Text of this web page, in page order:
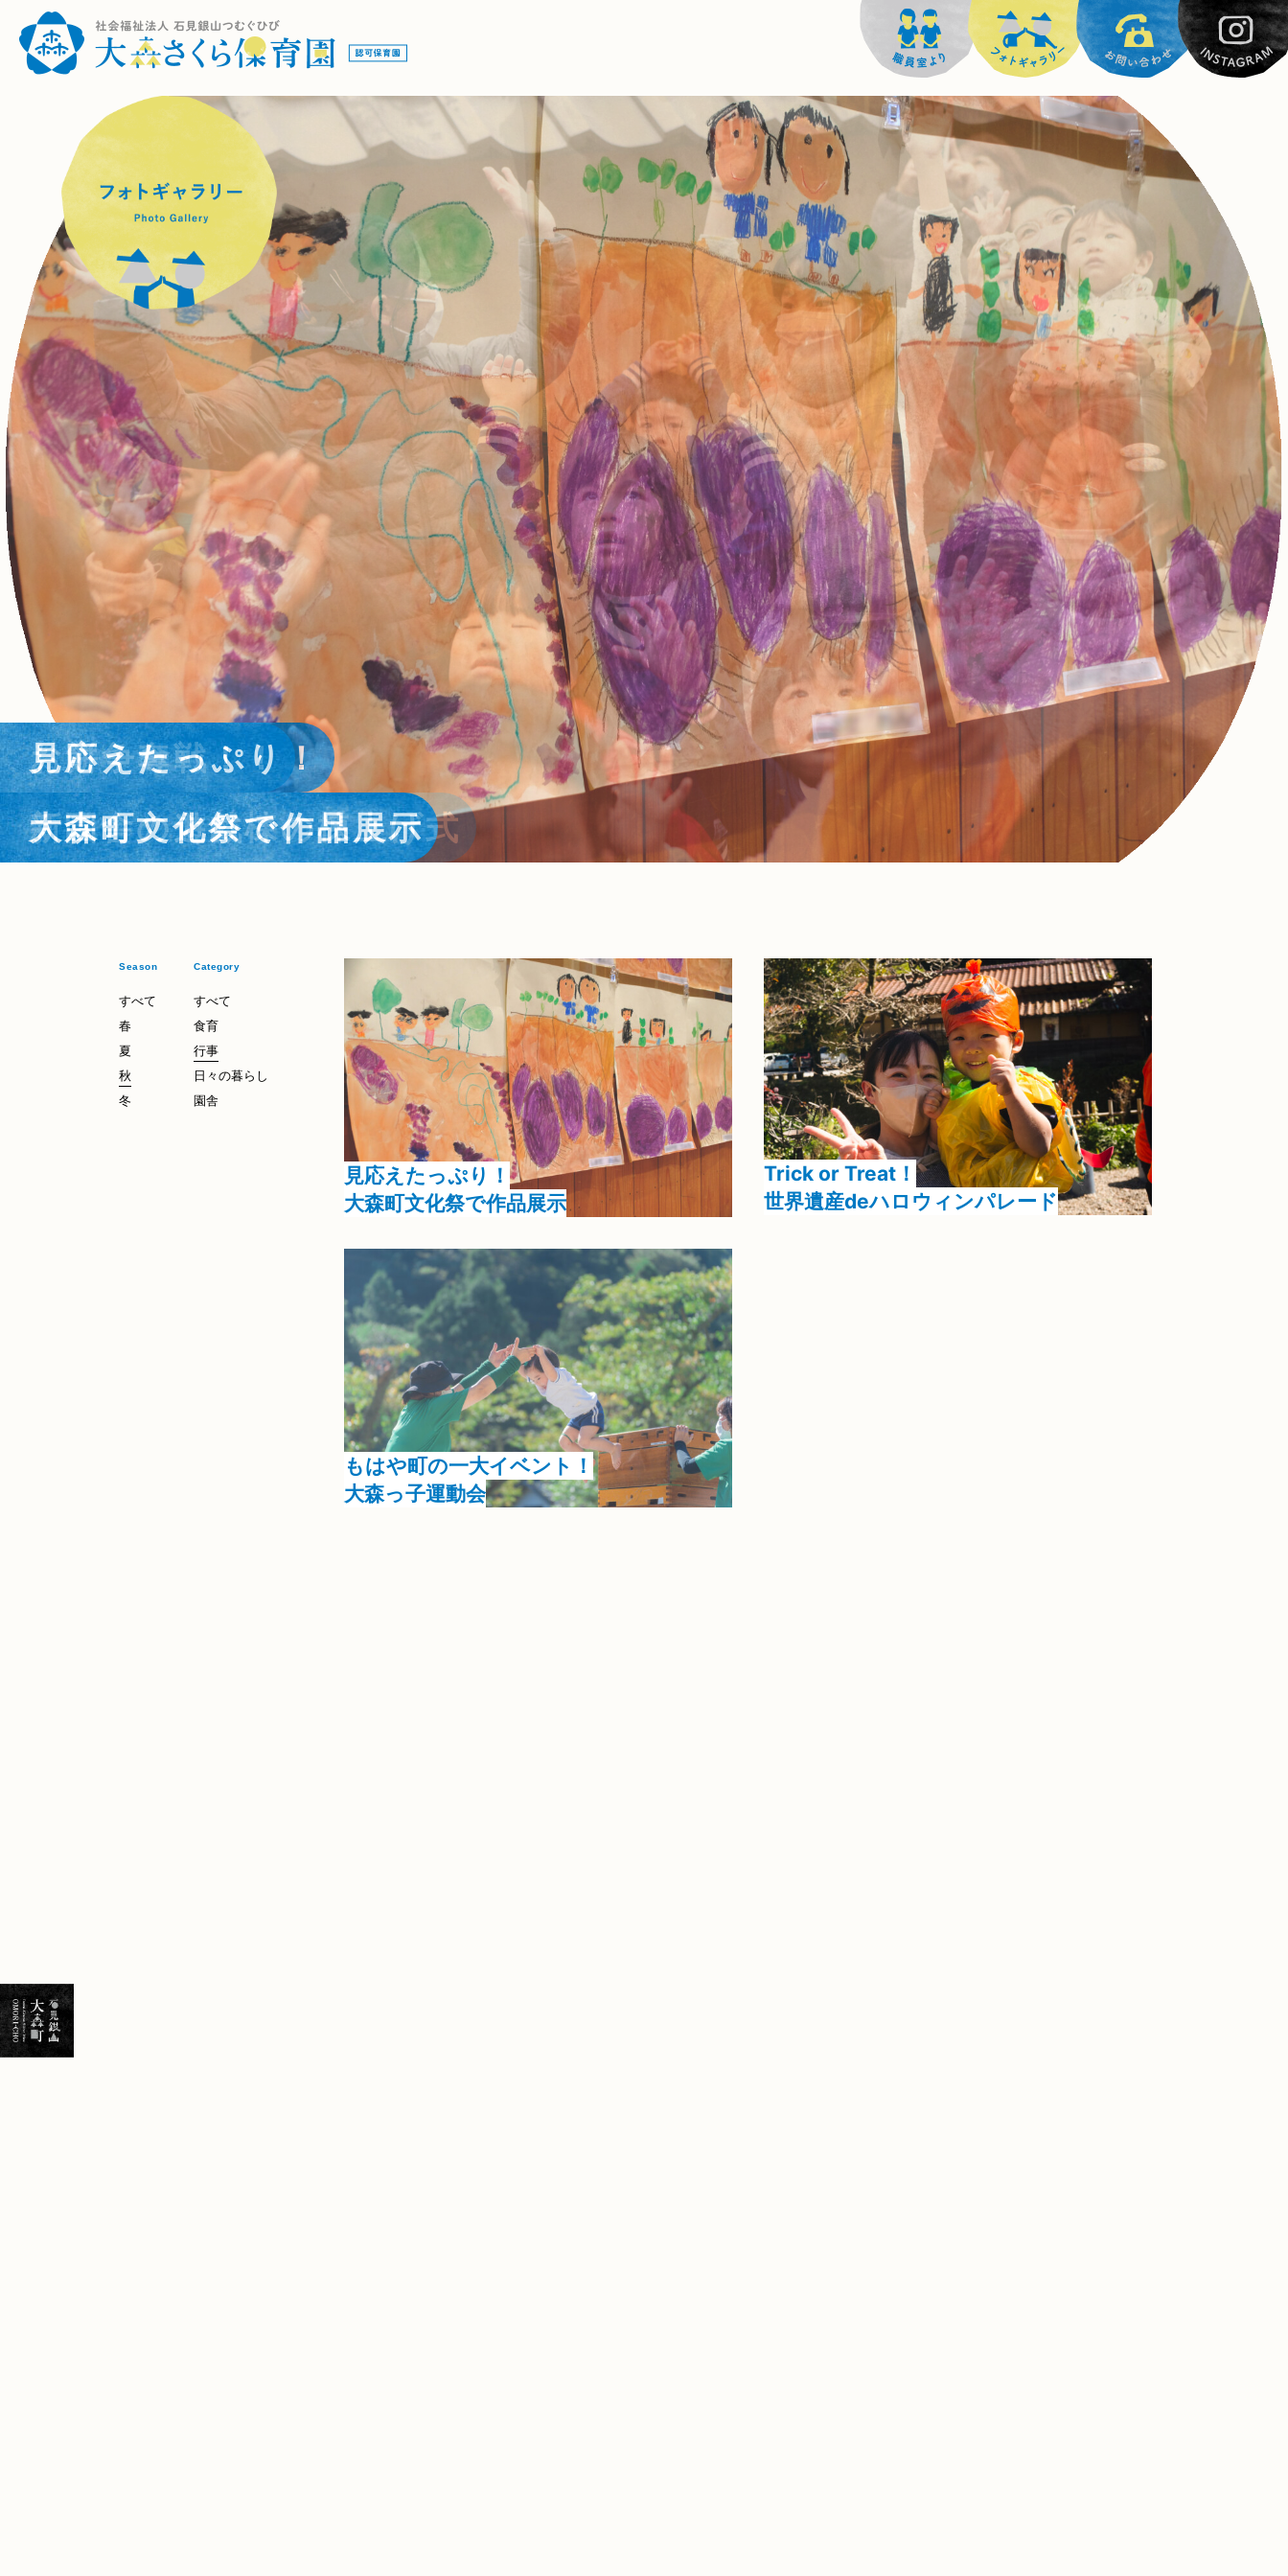
もはや町の一大イベント！
大森っ子運動会
見応えたっぷり！
大森町文化祭で作品展示
お餅争奪戦！！
新園舎の遊戯棟の棟上げ式
町並み探訪
春の井戸神社例大祭
思い出を詰め込んで❤
新遊戯棟に落書き‼
世界遺産登録15周年！
大森のお年寄りたちと旗づくり
もはや町の一大イベント！
大森っ子運動会
見応えたっぷり！
大森町文化祭で作品展示
Season
すべて
春
夏
秋
冬
Category
すべて
食育
行事
日々の暮らし
園舎
見応えたっぷり！
大森町文化祭で作品展示
Season
秋
Category
行事
Trick or Treat！
世界遺産deハロウィンパレード
Season
秋
Category
行事
もはや町の一大イベント！
大森っ子運動会
Season
Category
行事